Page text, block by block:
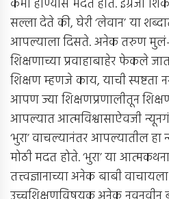
कमी होण्यास मदत होते. इंग्रजी
सल्ला देते की, घेरी ‘लेवान’ या
आपल्याला दिसते. अनेक तरुण मुलं-
शिक्षणाच्या प्रवाहाबाहेर फेकले
शिक्षण म्हणजे काय, याची
आपण ज्या शिक्षणप्रणालीतून
आपल्यात आत्मविश्वासाऐवजी
‘भुरा’ वाचल्यानंतर आपल्यातील हा
मोठी मदत होते. ‘भुरा’ या
तत्त्वज्ञानाच्या अनेक बाबी